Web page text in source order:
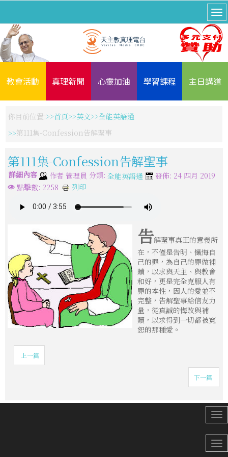
教會活動 真理新聞 心靈加油 學習課程 主日講道
你目前位置: 首頁 英文
全能英語通
第111集-Confession告解聖事
第111集-Confession告解聖事
詳細內容 作者 管理員 分類: 全能英語通
發佈: 24 四月 2019
點擊數: 2258
列印
告解聖事真正的意義所
在，不僅是告明、懺悔自
己的罪，為自己的罪做補
贖，以求與天主、與教會
和好，更是完全克服人有
罪的本性，因人的愛並不
完整，告解聖事給信友力
量，從真誠的悔改與補
贖，以求得到一切都被寬
恕的那種愛。
上一篇
下一篇